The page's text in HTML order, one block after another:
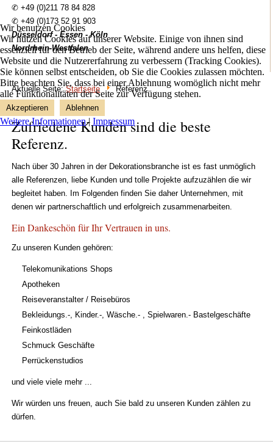
✆ +49 (0)211 78 84 828
✆ +49 (0)173 52 91 903
Düsseldorf - Essen - Köln
Nordrhein-Westfalen
Aktuelle Seite:Startseite Referenz
Zufriedene Kunden sind die beste
Referenz.
Nach über 30 Jahren in der Dekorationsbranche ist es fast unmöglich
alle Referenzen, liebe Kunden und tolle Projekte aufzuzählen die wir
begleitet haben. Im Folgenden finden Sie daher Unternehmen, mit
denen wir partnerschaftlich und erfolgreich zusammenarbeiten.
Ein Dankeschön für Ihr Vertrauen in uns.
Zu unseren Kunden gehören:
Telekomunikations Shops
Apotheken
Reiseveranstalter / Reisebüros
Bekleidungs.-, Kinder.-, Wäsche.- , Spielwaren.- Bastelgeschäfte
Feinkostläden
Schmuck Geschäfte
Perrückenstudios
und viele viele mehr ...
Wir würden uns freuen, auch Sie bald zu unseren Kunden zählen zu
dürfen.
Wir benutzen Cookies
Wir nutzen Cookies auf unserer Website. Einige von ihnen sind
essenziell für den Betrieb der Seite, während andere uns helfen, diese
Website und die Nutzererfahrung zu verbessern (Tracking Cookies).
Sie können selbst entscheiden, ob Sie die Cookies zulassen möchten.
Bitte beachten Sie, dass bei einer Ablehnung womöglich nicht mehr
alle Funktionalitäten der Seite zur Verfügung stehen.
Akzeptieren Ablehnen
Weitere Informationen| Impressum